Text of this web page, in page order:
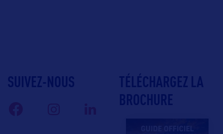
SUIVEZ-NOUS
TÉLÉCHARGEZ LA
BROCHURE